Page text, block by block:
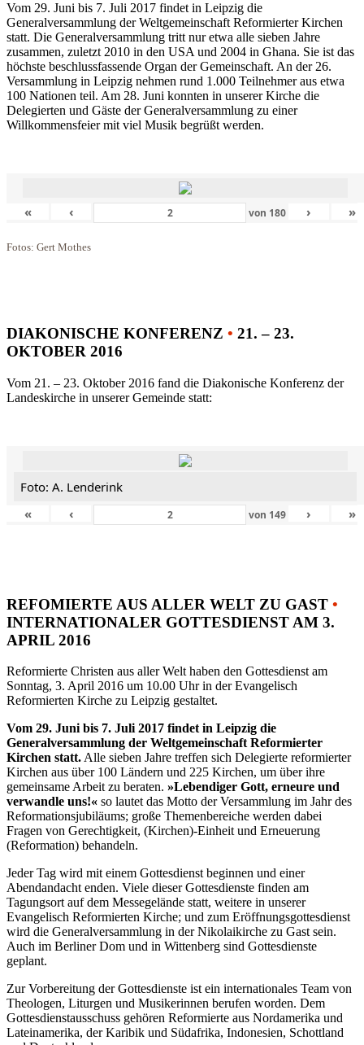
Vom 29. Juni bis 7. Juli 2017 findet in Leipzig die
Generalversammlung der Weltgemeinschaft Reformierter Kirchen
statt. Die Generalversammlung tritt nur etwa alle sieben Jahre
zusammen, zuletzt 2010 in den USA und 2004 in Ghana. Sie ist das
höchste beschlussfassende Organ der Gemeinschaft. An der 26.
Versammlung in Leipzig nehmen rund 1.000 Teilnehmer aus etwa
100 Nationen teil. Am 28. Juni konnten in unserer Kirche die
Delegierten und Gäste der Generalversammlung zu einer
Willkommensfeier mit viel Musik begrüßt werden.
« ‹ von 180 › »
Fotos: Gert Mothes
DIAKONISCHE KONFERENZ • 21. – 23.
OKTOBER 2016
Vom 21. – 23. Oktober 2016 fand die Diakonische Konferenz der
Landeskirche in unserer Gemeinde statt:
Foto: A. Lenderink
«
‹ von 149 › »
REFOMIERTE AUS ALLER WELT ZU GAST •
INTERNATIONALER GOTTESDIENST AM 3.
APRIL 2016
Reformierte Christen aus aller Welt haben den Gottesdienst am
Sonntag, 3. April 2016 um 10.00 Uhr in der Evangelisch
Reformierten Kirche zu Leipzig gestaltet.
Vom 29. Juni bis 7. Juli 2017 findet in Leipzig die
Generalversammlung der Weltgemeinschaft Reformierter
Kirchen statt.Alle sieben Jahre treffen sich Delegierte reformierter
Kirchen aus über 100 Ländern und 225 Kirchen, um über ihre
gemeinsame Arbeit zu beraten. »Lebendiger Gott, erneure und
verwandle uns!« so lautet das Motto der Versammlung im Jahr des
Reformationsjubiläums; große Themenbereiche werden dabei
Fragen von Gerechtigkeit, (Kirchen)-Einheit und Erneuerung
(Reformation) behandeln.
Jeder Tag wird mit einem Gottesdienst beginnen und einer
Abendandacht enden. Viele dieser Gottesdienste finden am
Tagungsort auf dem Messegelände statt, weitere in unserer
Evangelisch Reformierten Kirche; und zum Eröffnungsgottesdienst
wird die Generalversammlung in der Nikolaikirche zu Gast sein.
Auch im Berliner Dom und in Wittenberg sind Gottesdienste
geplant.
Zur Vorbereitung der Gottesdienste ist ein internationales Team von
Theologen, Liturgen und Musikerinnen berufen worden. Dem
Gottesdienstausschuss gehören Reformierte aus Nordamerika und
Lateinamerika, der Karibik und Südafrika, Indonesien, Schottland